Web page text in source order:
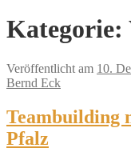
Kategorie:
Veröffentlicht am 10.
Bernd Eck
Teambuilding
Pfalz